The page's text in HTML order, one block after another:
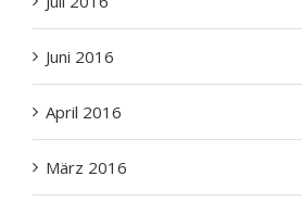
Juni 2016
April 2016
März 2016
Februar 2016